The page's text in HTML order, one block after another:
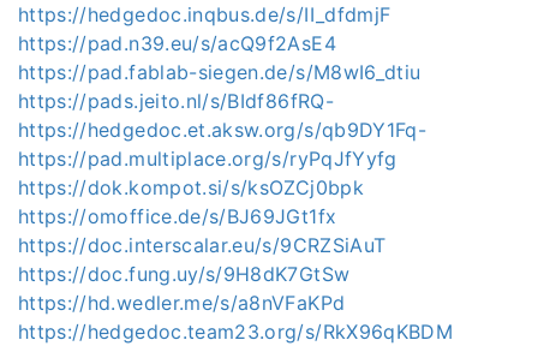
https://hedgedoc.inqbus.de/s/II_dfdmjF
https://pad.n39.eu/s/acQ9f2AsE4
https://pad.fablab-siegen.de/s/M8wI6_dtiu
https://pads.jeito.nl/s/BIdf86fRQ-
https://hedgedoc.et.aksw.org/s/qb9DY1Fq-
https://pad.multiplace.org/s/ryPqJfYyfg
https://dok.kompot.si/s/ksOZCj0bpk
https://omoffice.de/s/BJ69JGt1fx
https://doc.interscalar.eu/s/9CRZSiAuT
https://doc.fung.uy/s/9H8dK7GtSw
https://hd.wedler.me/s/a8nVFaKPd
https://hedgedoc.team23.org/s/RkX96qKBDM